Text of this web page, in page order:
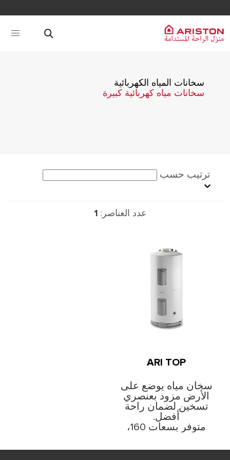
سخانات المياه الكهربائية
سخانات مياه كهربائية كبيرة
ترتيب حسب
عدد العناصر: 1
ARI TOP
سخان مياه يوضع على
الأرض مزود بعنصري
تسخين لضمان راحة
أفضل.
متوفر بسعات 160،